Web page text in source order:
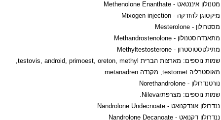
מטנולון איננטאט - Methenolone Enanthate
מיקסוגן להזרקה - Mixogen injection
מסטרולון - Mesterolone
מתאנדרוסטנולון - Methandrostenolone
מתילטסטוסטרון - Methyltestosterone
שמות נוספים: מארצות הברית testovis, android, primoest, oreton, methyl
,
מאוסטרליה testomet, מקנדה metanadren
.
נורטנדרולון - Norethandrolone
שמות נוספים: מצרפתNilevar
.
ננדרולון אונדקנואט - Nandrolone Undecnoate
ננדרולון דקנואט - Nandrolone Decanoate